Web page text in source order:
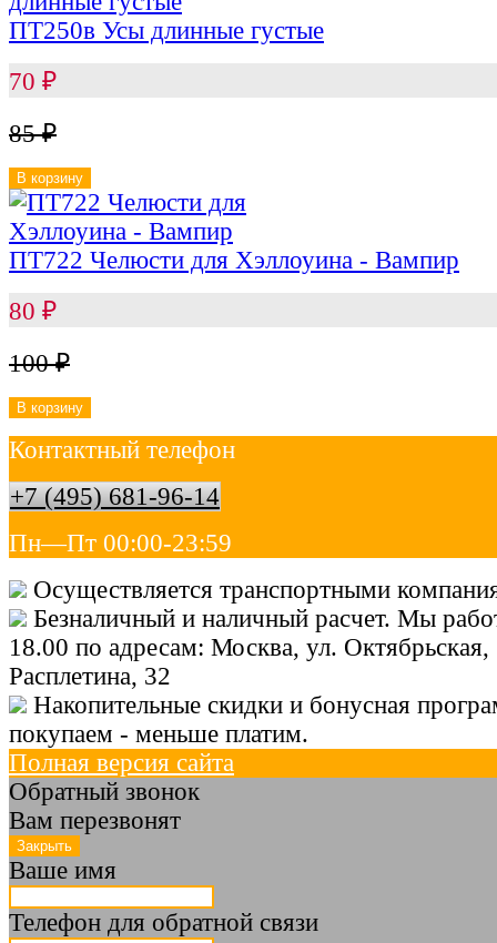
ПТ250в Усы длинные густые
70 ₽
85₽
В корзину
ПТ722 Челюсти для Хэллоуина - Вампир
80 ₽
100₽
В корзину
Контактный телефон
+7 (495) 681-96-14
Пн—Пт 00:00-23:59
Осуществляется транспортными
Безналичный и наличный расчет. Мы
18.00 по адресам: Москва, ул. Октябрьская,
Расплетина, 32
Накопительные скидки и бонусная
покупаем - меньше платим.
Полная версия сайта
Обратный звонок
Вам перезвонят
Ваше имя
Телефон для обратной связи